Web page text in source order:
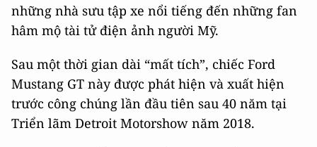
những nhà sưu tập xe nổi tiếng đến những fan
hâm mộ tài tử điện ảnh người Mỹ.
Sau một thời gian dài “mất tích”, chiếc Ford
Mustang GT này được phát hiện và xuất hiện
trước công chúng lần đầu tiên sau 40 năm tại
Triển lãm Detroit Motorshow năm 2018.